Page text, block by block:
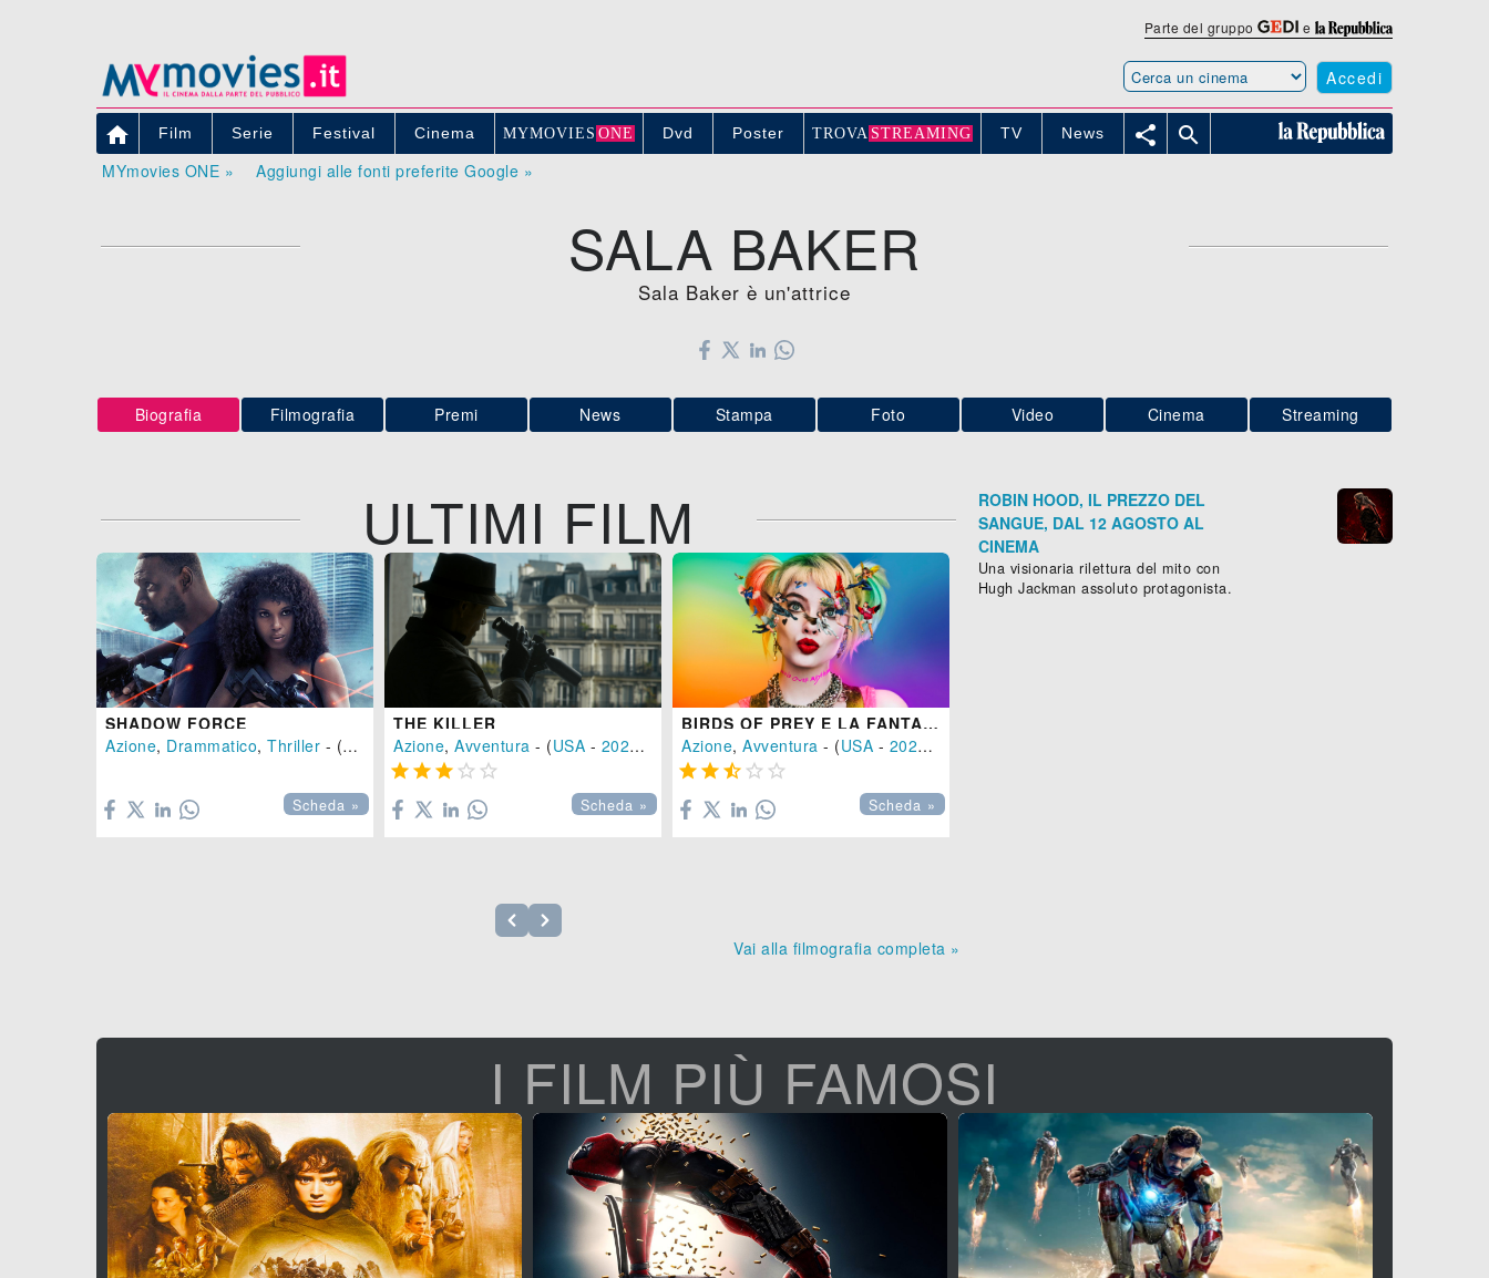
Parte del gruppo e
Accedi
 Film Serie Festival Cinema MYMOVIE S ONE Dvd Poster TROVA STREAMING TV News  
MYmovies ONE » Aggiungi alle fonti preferite Google »
SALA BAKER
Sala Baker è un'attrice
Biografia Filmografia Premi News Stampa Foto Video Cinema Streaming
ULTIMI FILM
SHADOW FORCE
Azione, Drammatico, Thriller - (USA 2025), 104 min.
Scheda »
THE KILLER
Azione, Avventura - (USA - 2023 ), 113 min.
    
Scheda »
BIRDS OF PREY E LA FANTASMAGORICA RINASCITA DI HARLEY QUINN
Azione, Avventura - (USA - 2020 ), 109 min.
    
Scheda »
Vai alla filmografia completa »
ROBIN HOOD, IL PREZZO DEL
SANGUE, DAL 12 AGOSTO AL
CINEMA
Una visionaria rilettura del mito con
Hugh Jackman assoluto protagonista.
I FILM PIÙ FAMOSI